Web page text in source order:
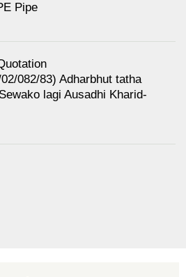
Pipe
082/83) Adharbhut tatha
lagi Ausadhi Kharid-